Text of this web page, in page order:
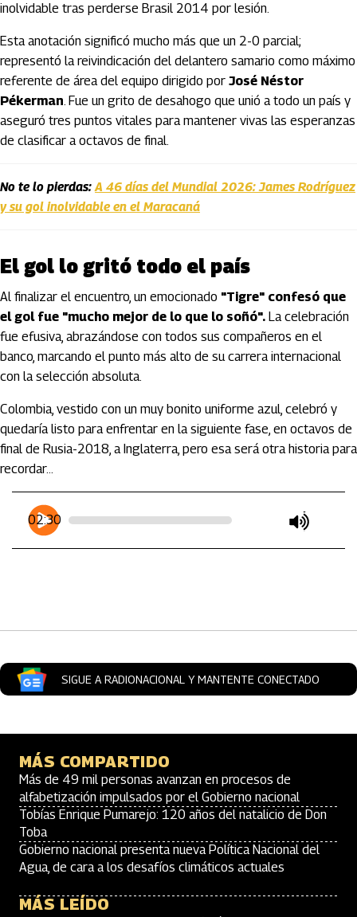
inolvidable tras perderse Brasil 2014 por lesión.
Esta anotación significó mucho más que un 2-0 parcial;
representó la reivindicación del delantero samario como máximo
referente de área del equipo dirigido por José Néstor
Pékerman. Fue un grito de desahogo que unió a todo un país y
aseguró tres puntos vitales para mantener vivas las esperanzas
de clasificar a octavos de final.
No te lo pierdas:A 46 días del Mundial 2026: James Rodríguez
y su gol inolvidable en el Maracaná
El gol lo gritó todo el país
Al finalizar el encuentro, un emocionado "Tigre" confesó que
el gol fue "mucho mejor de lo que lo soñó". La celebración
fue efusiva, abrazándose con todos sus compañeros en el
banco, marcando el punto más alto de su carrera internacional
con la selección absoluta.
Colombia, vestido con un muy bonito uniforme azul, celebró y
quedaría listo para enfrentar en la siguiente fase, en octavos de
final de Rusia-2018, a Inglaterra, pero esa será otra historia para
recordar…
Artículos Player
Player Articulos
play
mute
02:30
SIGUE A RADIONACIONAL Y MANTENTE CONECTADO
MÁS COMPARTIDO
Más de 49 mil personas avanzan en procesos de
alfabetización impulsados por el Gobierno nacional
Tobías Enrique Pumarejo: 120 años del natalicio de Don
Toba
Gobierno nacional presenta nueva Política Nacional del
Agua, de cara a los desafíos climáticos actuales
MÁS LEÍDO